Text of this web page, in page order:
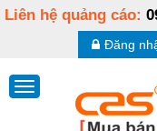
Liên hệ quảng cáo:
Đăng